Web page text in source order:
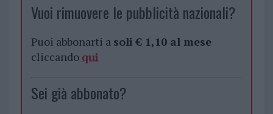
Vuoi rimuovere le pubblicità nazionali?
Puoi abbonarti a soli € 1,10 al mese
cliccando qui
Sei già abbonato?